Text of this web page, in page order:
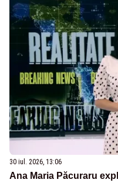
30 iul. 2026, 13:06
Ana Maria Păcuraru